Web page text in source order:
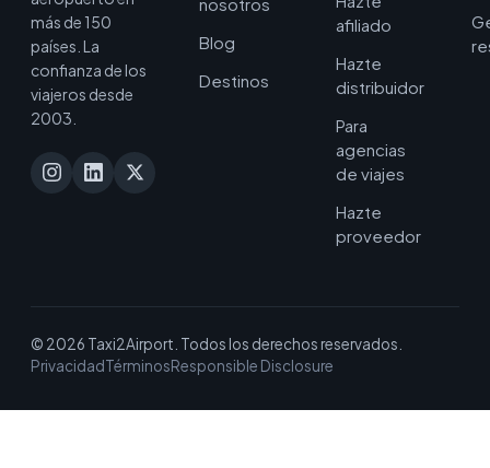
más de 150
países. La
confianza de los
viajeros desde
2003.
Blog
Destinos
afiliado
Hazte
distribuidor
Para
agencias
de viajes
Hazte
proveedor
© 2026 Taxi2Airport. Todos los derechos reservados.
PrivacidadTérminosResponsible Disclosure